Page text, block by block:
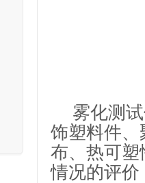
雾化测
饰塑料件
布、热可
情况的评